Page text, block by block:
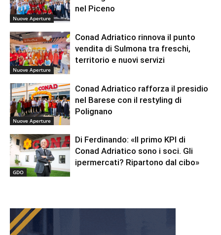
Nuove Aperture
nel Piceno
Nuove Aperture
Conad Adriatico rinnova il punto
vendita di Sulmona tra freschi,
territorio e nuovi servizi
Nuove Aperture
Conad Adriatico rafforza il presidio
nel Barese con il restyling di
Polignano
GDO
Di Ferdinando: «Il primo KPI di
Conad Adriatico sono i soci. Gli
ipermercati? Ripartono dal cibo»